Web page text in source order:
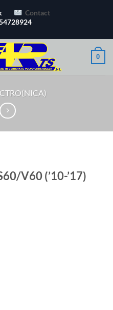
Contact
0
V60 (’10-’17)